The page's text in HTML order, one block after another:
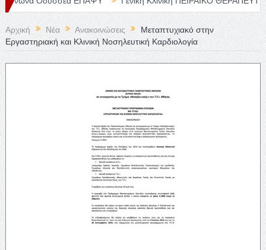
Αρχική Νέα Ανακοινώσεις
Μεταπτυχιακό στην
Εργαστηριακή και Κλινική Νοσηλευτική Καρδιολογία